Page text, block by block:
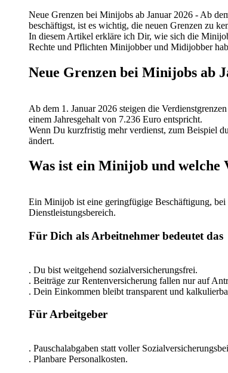
Neue Grenzen bei Minijobs ab Januar 2026 - Ab
beschäftigst, ist es wichtig, die neuen Grenzen zu
In diesem Artikel erkläre ich Dir, wie sich die
Rechte und Pflichten Minijobber und Midijobber
Neue Grenzen bei Minijobs ab
Ab dem 1. Januar 2026 steigen die
einem Jahresgehalt von 7.236 Euro entspricht.
Wenn Du kurzfristig mehr verdienst, zum Beispiel
ändert.
Was ist ein Minijob und welche
Ein Minijob ist eine geringfügige Beschäftigung,
Dienstleistungsbereich.
Für Dich als Arbeitnehmer bedeutet das
. Du bist weitgehend sozialversicherungsfrei.
. Beiträge zur Rentenversicherung fallen nur auf
. Dein Einkommen bleibt transparent und
Für Arbeitgeber
. Pauschalabgaben statt voller
. Planbare Personalkosten.